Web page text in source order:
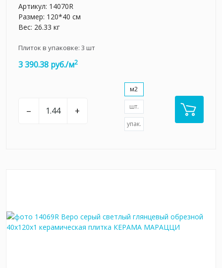
Артикул: 14070R
Размер: 120*40 см
Вес: 26.33 кг
Плиток в упаковке: 3 шт
3 390.38 руб./м2
– +
м2
шт.
упак.